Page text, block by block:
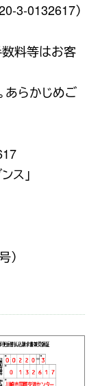
3-0132617）
数料等はお客
あらかじめご
ス」
）